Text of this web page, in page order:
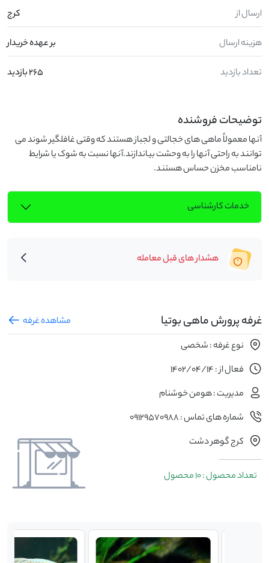
ارسال از کرج
هزینه ارسال بر عهده خریدار
تعداد بازدید 265 بازدید
توضیحات فروشنده
نامناسب مخزن حساس هستند.
خدمات کارشناسی
هشدار های قبل معامله
غرفه پرورش ماهی بوتیا
مشاهده غرفه
نوع غرفه : شخصی
فعال از : 1402/04/14
مدیریت : هومن خوشنام
شماره های تماس : 09129570988
کرج گوهر دشت
تعداد محصول : 10 محصول